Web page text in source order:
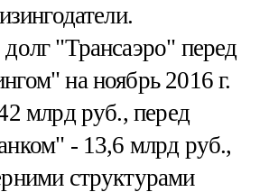
"Трансаэро" перед
на ноябрь 2016 г.
млрд руб., перед
- 13,6 млрд руб.,
структурами